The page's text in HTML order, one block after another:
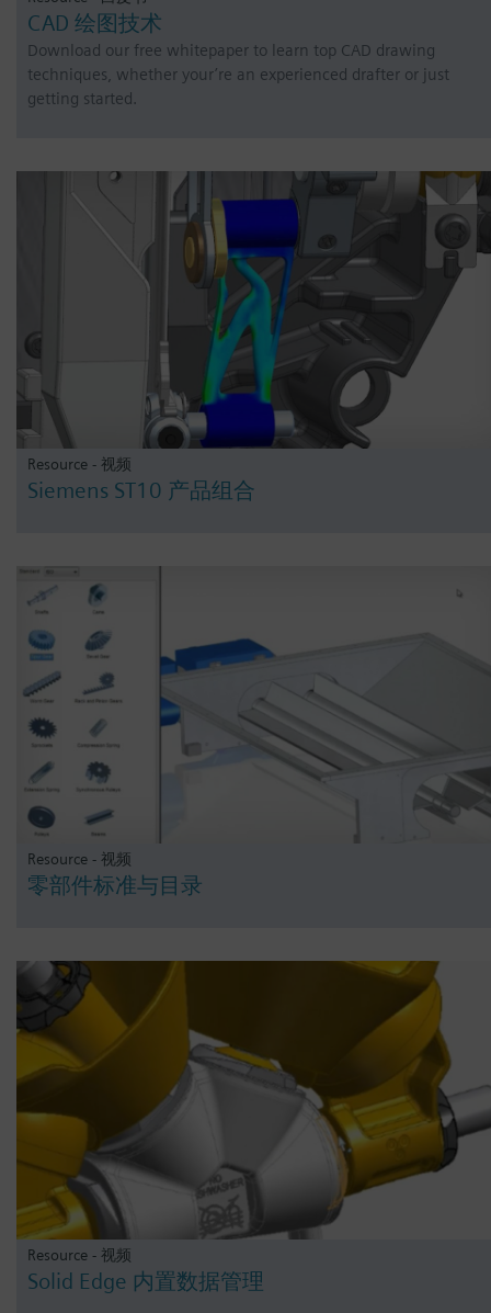
CAD 绘图技术
Download our free whitepaper to learn top CAD drawing
techniques, whether your’re an experienced drafter or just
getting started.
Resource - 视频
Siemens ST10 产品组合
Resource - 视频
零部件标准与目录
Resource - 视频
Solid Edge 内置数据管理